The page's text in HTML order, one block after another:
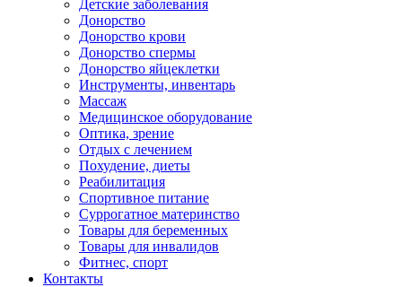
Детские заболевания
Донорство
Донорство крови
Донорство спермы
Донорство яйцеклетки
Инструменты, инвентарь
Массаж
Медицинское оборудование
Оптика, зрение
Отдых с лечением
Похудение, диеты
Реабилитация
Спортивное питание
Суррогатное материнство
Товары для беременных
Товары для инвалидов
Фитнес, спорт
Контакты